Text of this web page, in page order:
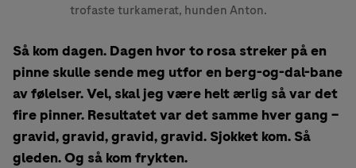
trofaste turkamerat, hunden Anton.
Så kom dagen. Dagen hvor to rosa streker på en
pinne skulle sende meg utfor en berg-og-dal-bane
av følelser. Vel, skal jeg være helt ærlig så var det
fire pinner. Resultatet var det samme hver gang –
gravid, gravid, gravid, gravid. Sjokket kom. Så
gleden. Og så kom frykten.